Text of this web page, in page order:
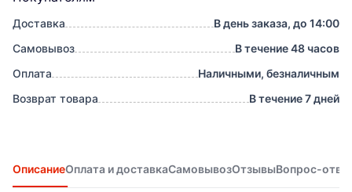
Доставка
В день заказа, до 14:00
Самовывоз
В течение 48 часов
Оплата
Наличными, безналичным
Возврат товара
В течение 7 дней
ОписаниеОплата и доставкаСамовывозОтзывыВопрос-